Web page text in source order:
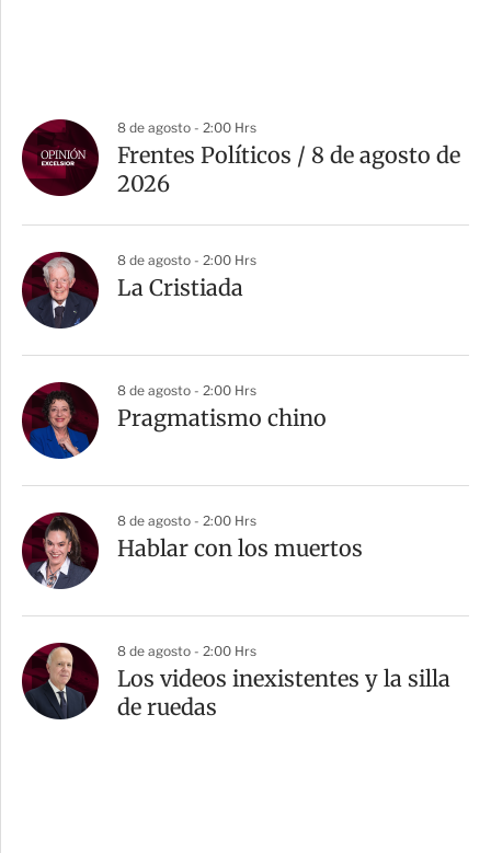
8 de agosto - 2:00 Hrs
Frentes Políticos / 8 de agosto de
2026
8 de agosto - 2:00 Hrs
La Cristiada
8 de agosto - 2:00 Hrs
Pragmatismo chino
8 de agosto - 2:00 Hrs
Hablar con los muertos
8 de agosto - 2:00 Hrs
Los videos inexistentes y la silla
de ruedas